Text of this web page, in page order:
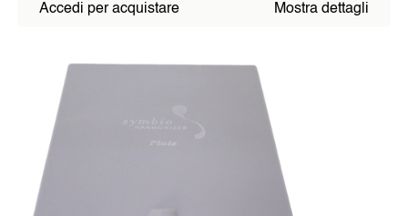
Accedi per acquistare Mostra dettagli